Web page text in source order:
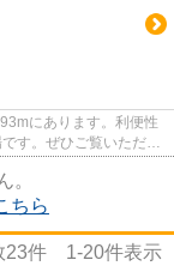
にあります。利便性
す。ぜひご覧いただき
。
ちら
23件 1-20件表示